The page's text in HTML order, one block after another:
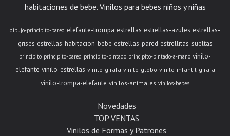
habitaciones de bebe. Vinilos para bebes niños y niñas
dibujo-principito-pared elefante-trompa estrellas estrellas-azules estrellas-
grises estrellas-habitacion-bebe estrellas-pared estrellitas-sueltas
principito principito-pared principito-pintado principito-pintado-a-mano vinilo-
elefante vinilo-estrellas vinilo-girafa vinilo-globo vinilo-infantil-girafa
vinilo-trompa-elefante vinilos-animales vinilos-bebes
Novedades
TOP VENTAS
Vinilos de Formas y Patrones